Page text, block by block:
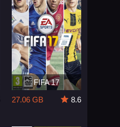
FIFA 17
27.06 GB
8.6